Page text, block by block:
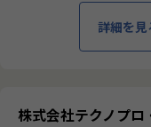
を実現しています。
【業務の変更の範囲】
働く場
用いた研
程プロジ
詳細を見
株式会社テクノプロ